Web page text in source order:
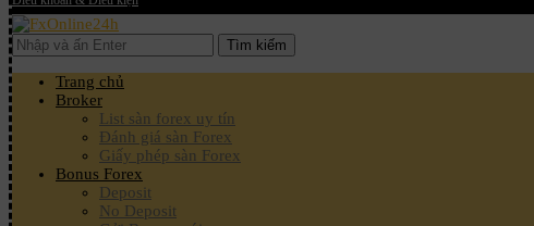
Tìm kiếm
Trang chủ
Broker
List sàn forex uy tín
Đánh giá sàn Forex
Giấy phép sàn Forex
Bonus Forex
Deposit
No Deposit